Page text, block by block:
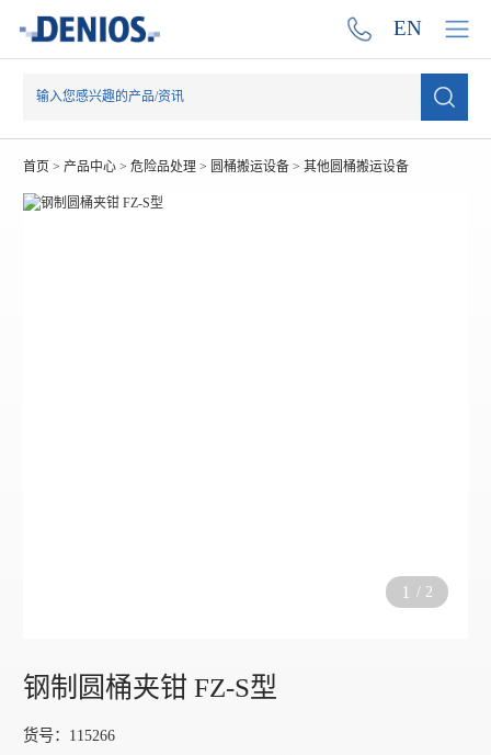
EN
首页 > 产品中心> 危险品处理 > 圆桶搬运设备> 其他圆桶搬运设备
1 / 2
钢制圆桶夹钳 FZ-S型
货号：115266